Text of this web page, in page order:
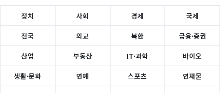
정치 사회 경제 국제
전국 외교 북한 금융·증권
산업 부동산 IT·과학 바이오
생활·문화 연예 스포츠 연재물